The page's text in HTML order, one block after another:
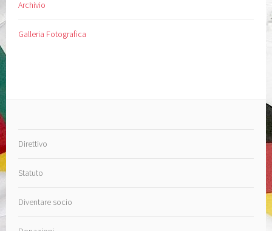
Archivio
Galleria Fotografica
Direttivo
Statuto
Diventare socio